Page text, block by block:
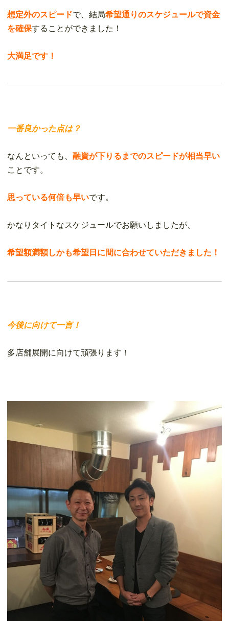
想定外のスピードで、結局希望通りのスケジュールで資金
を確保することができました！
大満足です！
一番良かった点は？
なんといっても、 融資が下りるまでのスピードが相当早い
ことです。
思っている何倍も早いです。
かなりタイトなスケジュールでお願いしましたが、
希望額満額しかも希望日に間に合わせていただきました！
今後に向けて一言！
多店舗展開に向けて頑張ります！